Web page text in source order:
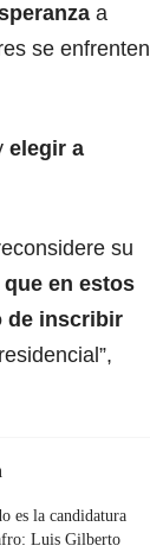
a
se enfrenten
elegir a
su
que en estos
de inscribir
es la candidatura
Luis Gilberto